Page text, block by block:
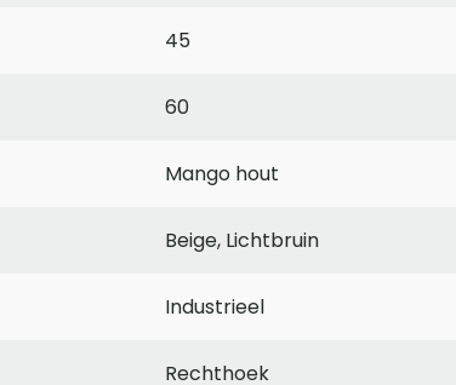
45
60
Mango hout
Beige, Lichtbruin
Industrieel
Rechthoek